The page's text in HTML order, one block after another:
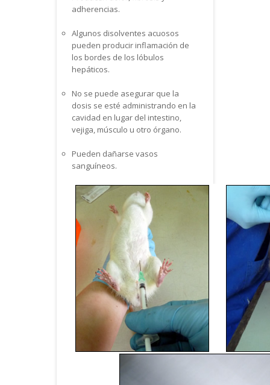
adherencias.
Algunos disolventes acuosos
pueden producir inflamación de
los bordes de los lóbulos
hepáticos.
No se puede asegurar que la
dosis se esté administrando en la
cavidad en lugar del intestino,
vejiga, músculo u otro órgano.
Pueden dañarse vasos
sanguíneos.